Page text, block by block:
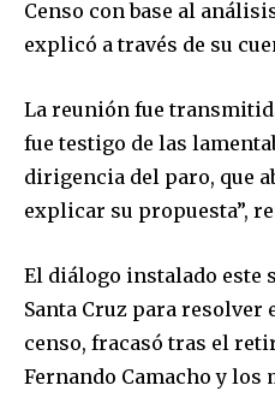
Censo con base al
explicó a través de su
La reunión fue
fue testigo de las
dirigencia del paro, que
explicar su propuesta”,
El diálogo instalado este
Santa Cruz para
censo, fracasó tras el
Fernando Camacho y los